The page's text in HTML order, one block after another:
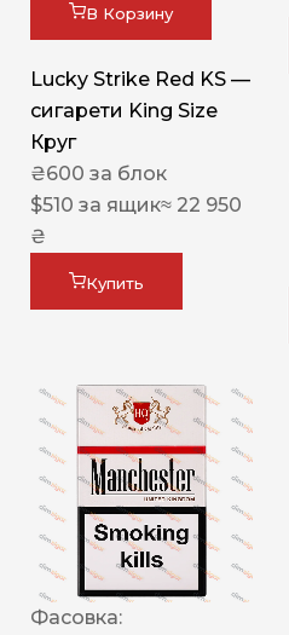
В Корзину
Lucky Strike Red KS —
сигарети King Size
Круг
₴600 за блок
$510 за ящик≈ 22 950
₴
Купить
Фасовка: